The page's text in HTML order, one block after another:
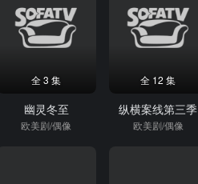
全 3 集
幽灵冬至
欧美剧/偶像
全 12 集
纵横案线第三季
欧美剧/偶像